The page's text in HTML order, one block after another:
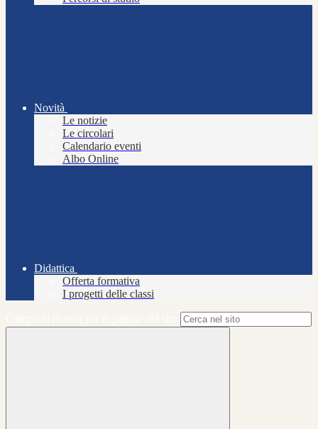
Novità
Le notizie
Le circolari
Calendario eventi
Albo Online
Didattica
Offerta formativa
I progetti delle classi